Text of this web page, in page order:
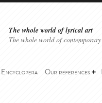
The whole world of lyrical art
The whole world of
Encyclopera Our references